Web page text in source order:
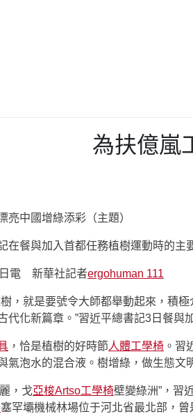
為扶億嵐
亮中國增綠添彩（主題）
餐與加入首都任務植樹運動時的主
日電 新華社記者ergohuman 111
，就是要號令大師都舉動起來，積
代化新篇章。”習近平總書記3日餐與
，恰是植樹的好時節人體工學椅 。習
氣泡水的混合液。樹增綠，做生態文
，戈亞梭Artso工學椅壁變綠洲”，習
塞罕壩機械林場位于河北省最北部，